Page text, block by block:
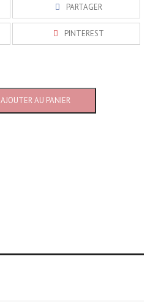
PARTAGER
PINTEREST
AJOUTER AU PANIER